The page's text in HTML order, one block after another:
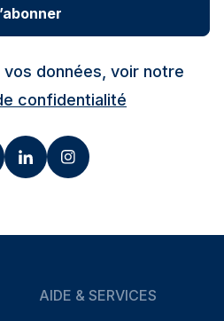
données, voir notre
confidentialité
AIDE & SERVICES